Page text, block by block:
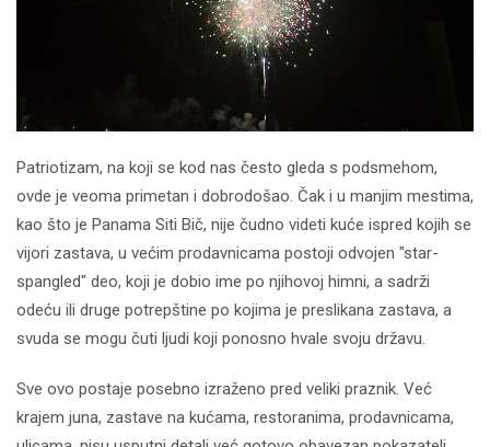
Patriotizam, na koji se kod nas često gleda s podsmehom,
ovde je veoma primetan i dobrodošao. Čak i u manjim mestima,
kao što je Panama Siti Bič, nije čudno videti kuće ispred kojih se
vijori zastava, u većim prodavnicama postoji odvojen "star-
spangled" deo, koji je dobio ime po njihovoj himni, a sadrži
odeću ili druge potrepštine po kojima je preslikana zastava, a
svuda se mogu čuti ljudi koji ponosno hvale svoju državu.
Sve ovo postaje posebno izraženo pred veliki praznik. Već
krajem juna, zastave na kućama, restoranima, prodavnicama,